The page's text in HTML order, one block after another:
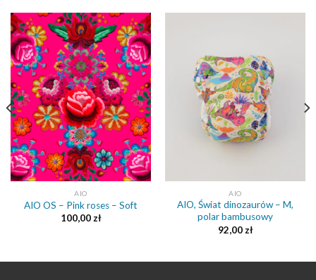
AIO
AIO OS – Pink roses – Soft
100,00zł
AIO
AIO, Świat dinozaurów – M,
polar bambusowy
92,00 zł